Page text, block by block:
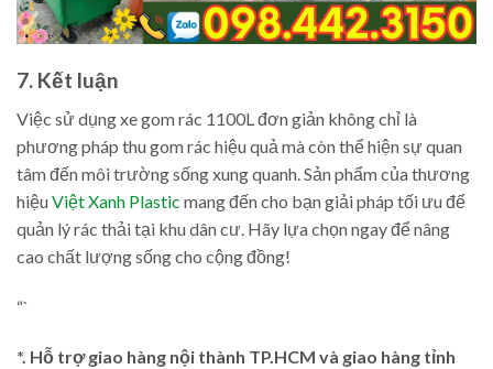
7. Kết luận
Việc sử dụng xe gom rác 1100L đơn giản không chỉ là
phương pháp thu gom rác hiệu quả mà còn thể hiện sự quan
tâm đến môi trường sống xung quanh. Sản phẩm của thương
hiệuViệt Xanh Plastic mang đến cho bạn giải pháp tối ưu để
quản lý rác thải tại khu dân cư. Hãy lựa chọn ngay để nâng
cao chất lượng sống cho cộng đồng!
“`
*. Hỗ trợ giao hàng nội thành TP.HCM và giao hàng tỉnh